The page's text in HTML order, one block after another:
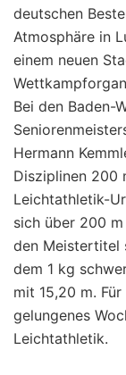
deutschen
Atmosphäre in
einem neuen
Bei den Baden-
Hermann
Disziplinen 200
Leichtathletik-
sich über 200
den Meistertitel
dem 1 kg
mit 15,20 m.
gelungenes
Leichtathletik.